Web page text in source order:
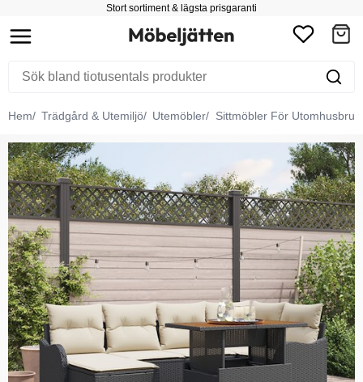
Stort sortiment & lägsta prisgaranti
Hem Trädgård & Utemiljö Utemöbler Sittmöbler För Utomhusbruk